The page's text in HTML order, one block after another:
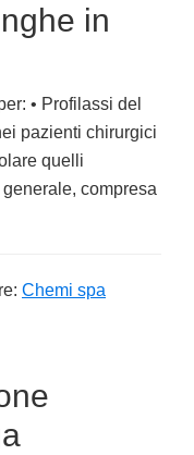
in
• Profilassi del
pazienti chirurgici
quelli
compresa
Chemi spa